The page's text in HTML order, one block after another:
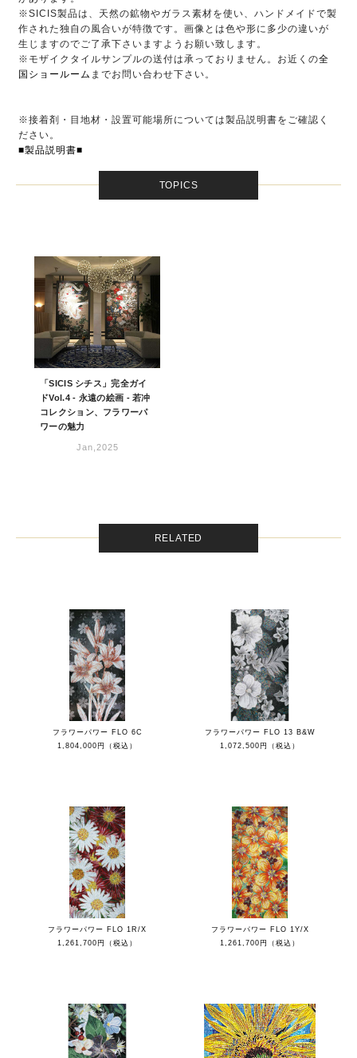
※SICIS製品は、天然の鉱物やガラス素材を使い、ハンドメイドで製
作された独自の風合いが特徴です。画像とは色や形に多少の違いが
生じますのでご了承下さいますようお願い致します。
※モザイクタイルサンプルの送付は承っておりません。お近くの全
国ショールーム までお問い合わせ下さい。
※接着剤・目地材・設置可能場所については製品説明書をご確認く
ださい。
■製品説明書■
TOPICS
「SICIS シチス」完全ガイ
ドVol.4 - 永遠の絵画 - 若冲
コレクション、フラワーパ
ワーの魅力
Jan,2025
RELATED
フラワーパワー FLO 6C
1,804,000円（税込）
フラワーパワー FLO 13 B&W
1,072,500円（税込）
フラワーパワー FLO 1R/X
1,261,700円（税込）
フラワーパワー FLO 1Y/X
1,261,700円（税込）